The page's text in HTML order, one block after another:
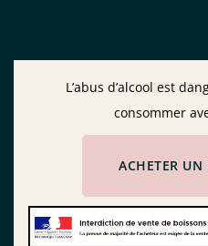
L’abus d’alcool est
consommer
ACHETER UN